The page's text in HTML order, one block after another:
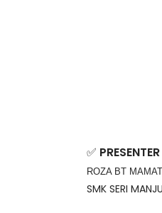
✅
ROZA BT MAMAT
SMK SERI